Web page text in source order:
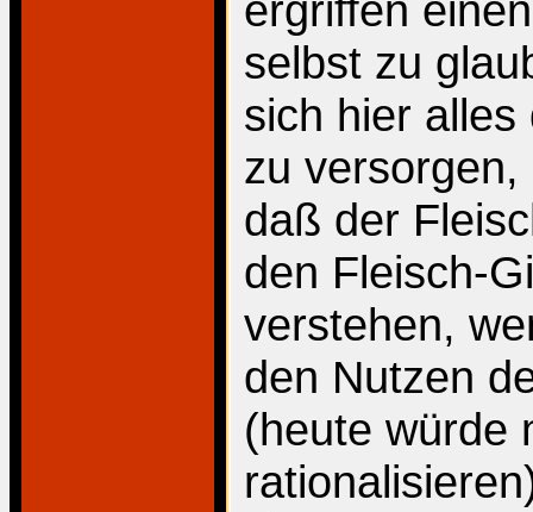
selbst zu
sich hier
zu
daß der
den Fleisch-
verstehen,
den Nutzen
(heute würde